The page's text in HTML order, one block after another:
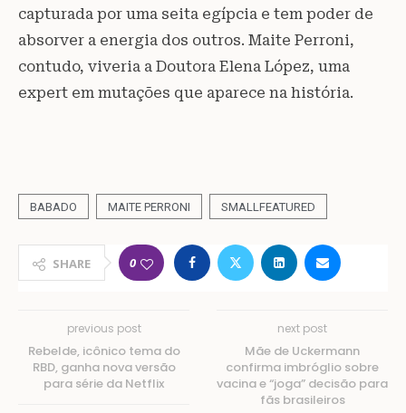
capturada por uma seita egípcia e tem poder de
absorver a energia dos outros. Maite Perroni,
contudo, viveria a Doutora Elena López, uma
expert em mutações que aparece na história.
BABADO MAITE PERRONI SMALLFEATURED
SHARE 0
previous post
Rebelde, icônico tema do
RBD, ganha nova versão
para série da Netflix
next post
Mãe de Uckermann
confirma imbróglio sobre
vacina e “joga” decisão para
fãs brasileiros